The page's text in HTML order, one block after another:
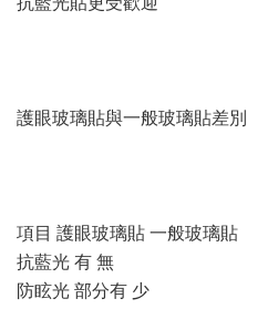
護眼玻璃貼與一般玻璃貼差別
項目 護眼玻璃貼 一般玻璃貼
抗藍光 有 無
防眩光 部分有 少